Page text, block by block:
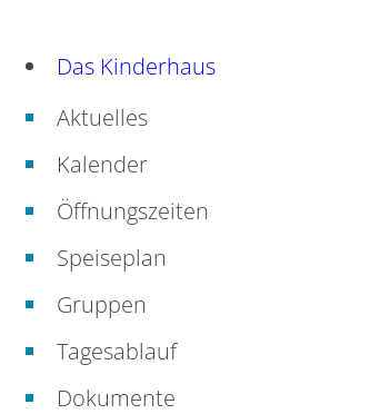
Das Kinderhaus
Aktuelles
Kalender
Öffnungszeiten
Speiseplan
Gruppen
Tagesablauf
Dokumente